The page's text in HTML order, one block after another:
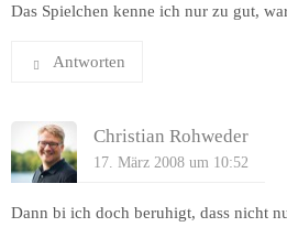
Das Spielchen kenne ich nur zu gut,
Antworten
Christian Rohweder
17. März 2008 um 10:52
Dann bi ich doch beruhigt, dass nicht